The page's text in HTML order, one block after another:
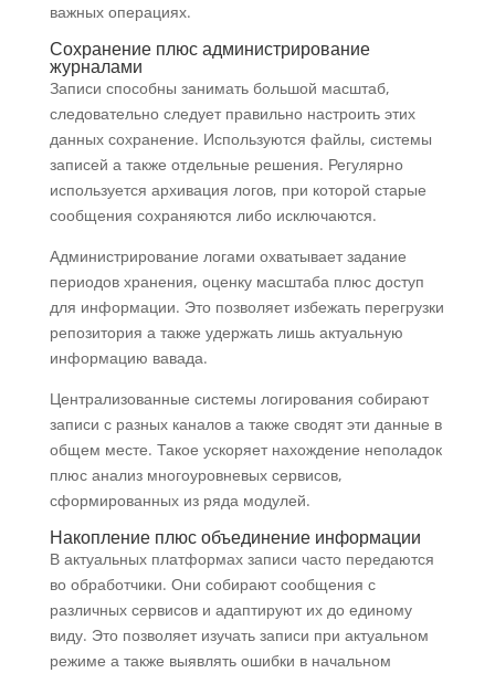
важных операциях.
Сохранение плюс администрирование
журналами
Записи способны занимать большой масштаб,
следовательно следует правильно настроить этих
данных сохранение. Используются файлы, системы
записей а также отдельные решения. Регулярно
используется архивация логов, при которой старые
сообщения сохраняются либо исключаются.
Администрирование логами охватывает задание
периодов хранения, оценку масштаба плюс доступ
для информации. Это позволяет избежать перегрузки
репозитория а также удержать лишь актуальную
информацию вавада.
Централизованные системы логирования собирают
записи с разных каналов а также сводят эти данные в
общем месте. Такое ускоряет нахождение неполадок
плюс анализ многоуровневых сервисов,
сформированных из ряда модулей.
Накопление плюс объединение информации
В актуальных платформах записи часто передаются
во обработчики. Они собирают сообщения с
различных сервисов и адаптируют их до единому
виду. Это позволяет изучать записи при актуальном
режиме а также выявлять ошибки в начальном